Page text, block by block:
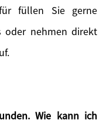
füllen Sie gerne
oder nehmen direkt
Wie kann ich